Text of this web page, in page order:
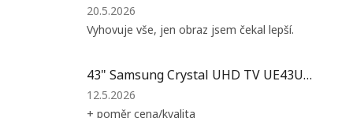
Hodnocení
produktu
je
z
5
hvězdiček.
20.5.2026
Vyhovuje vše, jen obraz jsem čekal lepší.
43" Samsung Crystal UHD TV UE43U8072F
Hodnocení
produktu
12.5.2026
+ poměr cena/kvalita